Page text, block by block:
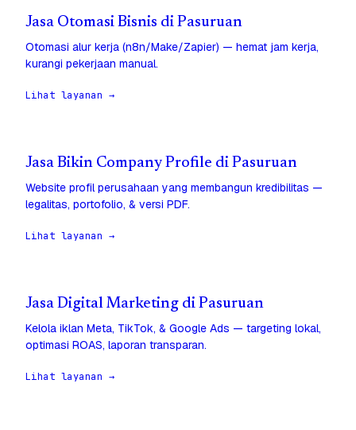
Jasa Otomasi Bisnis di Pasuruan
Otomasi alur kerja (n8n/Make/Zapier) — hemat jam kerja,
kurangi pekerjaan manual.
Lihat layanan →
Jasa Bikin Company Profile di Pasuruan
Website profil perusahaan yang membangun kredibilitas —
legalitas, portofolio, & versi PDF.
Lihat layanan →
Jasa Digital Marketing di Pasuruan
Kelola iklan Meta, TikTok, & Google Ads — targeting lokal,
optimasi ROAS, laporan transparan.
Lihat layanan →